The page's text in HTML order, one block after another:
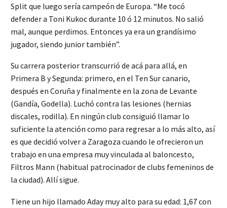
Split que luego sería campeón de Europa. “Me tocó
defender a Toni Kukoc durante 10 ó 12 minutos. No salió
mal, aunque perdimos. Entonces ya era un grandísimo
jugador, siendo junior también”.
Su carrera posterior transcurrió de acá para allá, en
Primera B y Segunda: primero, en el Ten Sur canario,
después en Coruña y finalmente en la zona de Levante
(Gandía, Godella). Luchó contra las lesiones (hernias
discales, rodilla). En ningún club consiguió llamar lo
suficiente la atención como para regresar a lo más alto, así
es que decidió volver a Zaragoza cuando le ofrecieron un
trabajo en una empresa muy vinculada al baloncesto,
Filtros Mann (habitual patrocinador de clubs femeninos de
la ciudad). Allí sigue.
Tiene un hijo llamado Aday muy alto para su edad: 1,67 con